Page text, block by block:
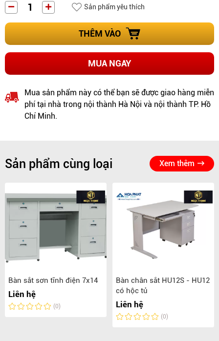
Sản phẩm yêu thích
THÊM VÀO
MUA NGAY
Mua sản phẩm này có thể bạn sẽ được giao hàng miễn
phí tại nhà trong nội thành Hà Nội và nội thành TP. Hồ
Chí Minh.
Sản phẩm cùng loại Xem thêm
Bàn sắt sơn tĩnh điện 7x14
Liên hệ
(0)
Bàn chân sắt HU12S - HU12
có hộc tủ
Liên hệ
(0)